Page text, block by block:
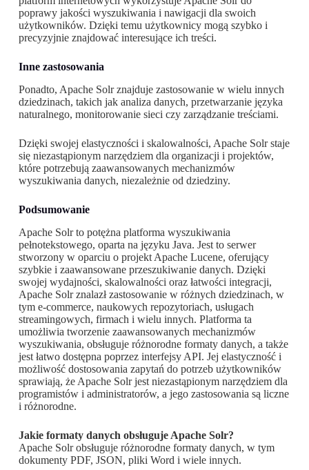
poprawy jakości wyszukiwania i nawigacji dla swoich
użytkowników. Dzięki temu użytkownicy mogą szybko i
precyzyjnie znajdować interesujące ich treści.
Inne zastosowania
Ponadto, Apache Solr znajduje zastosowanie w wielu innych
dziedzinach, takich jak analiza danych, przetwarzanie języka
naturalnego, monitorowanie sieci czy zarządzanie treściami.
Dzięki swojej elastyczności i skalowalności, Apache Solr staje
się niezastąpionym narzędziem dla organizacji i projektów,
które potrzebują zaawansowanych mechanizmów
wyszukiwania danych, niezależnie od dziedziny.
Podsumowanie
Apache Solr to potężna platforma wyszukiwania
pełnotekstowego, oparta na języku Java. Jest to serwer
stworzony w oparciu o projekt Apache Lucene, oferujący
szybkie i zaawansowane przeszukiwanie danych. Dzięki
swojej wydajności, skalowalności oraz łatwości integracji,
Apache Solr znalazł zastosowanie w różnych dziedzinach, w
tym e-commerce, naukowych repozytoriach, usługach
streamingowych, firmach i wielu innych. Platforma ta
umożliwia tworzenie zaawansowanych mechanizmów
wyszukiwania, obsługuje różnorodne formaty danych, a także
jest łatwo dostępna poprzez interfejsy API. Jej elastyczność i
możliwość dostosowania zapytań do potrzeb użytkowników
sprawiają, że Apache Solr jest niezastąpionym narzędziem dla
programistów i administratorów, a jego zastosowania są liczne
i różnorodne.
Jakie formaty danych obsługuje Apache Solr?
Apache Solr obsługuje różnorodne formaty danych, w tym
dokumenty PDF, JSON, pliki Word i wiele innych.